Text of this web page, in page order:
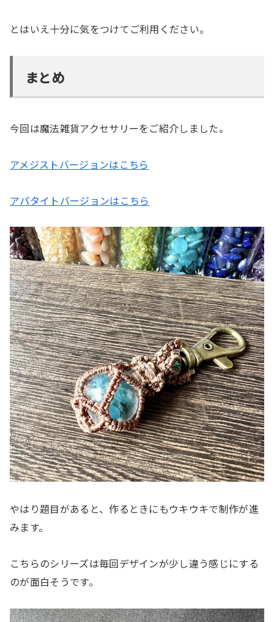
とはいえ十分に気をつけてご利用ください。
まとめ
今回は魔法雑貨アクセサリーをご紹介しました。
アメジストバージョンはこちら
アパタイトバージョンはこちら
やはり題目があると、作るときにもウキウキで制作が進
みます。
こちらのシリーズは毎回デザインが少し違う感じにする
のが面白そうです。